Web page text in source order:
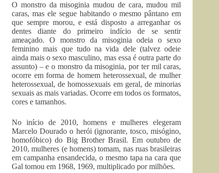
O monstro da misoginia mudou de cara, mudou mil
caras, mas ele segue habitando o mesmo pântano em
que sempre morou, e está disposto a arreganhar os
dentes diante do primeiro indício de se sentir
ameaçado. O monstro da misoginia odeia o sexo
feminino mais que tudo na vida dele (talvez odeie
ainda mais o sexo masculino, mas essa é outra parte do
assunto) – e o monstro da misoginia, por ter mil caras,
ocorre em forma de homem heterossexual, de mulher
heterossexual, de homossexuais em geral, de minorias
sexuais as mais variadas. Ocorre em todos os formatos,
cores e tamanhos.
No início de 2010, homens e mulheres elegeram
Marcelo Dourado o herói (ignorante, tosco, misógino,
homofóbico) do Big Brother Brasil. Em outubro de
2010, mulheres (e homens) tomam, nas ruas brasileiras
em campanha ensandecida, o mesmo tapa na cara que
Gal tomou em 1968, 1969, multiplicado por milhões.